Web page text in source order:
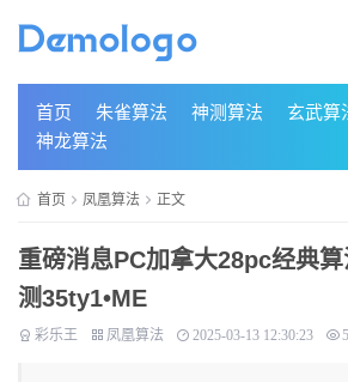
首页 朱雀算法 神测算法 玄武算
神龙算法
首页 凤凰算法 正文
重磅消息PC加拿大28pc经典
测35ty1 •ME
彩乐王 凤凰算法 2025-03-13 12:30:23